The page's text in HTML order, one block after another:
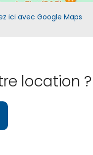
ici avec Google Maps
location ?